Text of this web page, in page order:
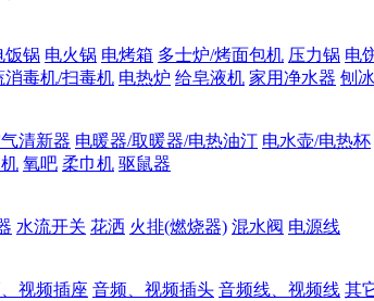
饭锅 电火锅 电烤箱 多士炉/烤面包机 压力锅 电
消毒机/扫毒机 电热炉 给皂液机 家用净水器 刨
清新器 电暖器/取暖器/电热油汀 电水壶/电热杯
氧吧 柔巾机 驱鼠器
水流开关 花洒 火排(燃烧器) 混水阀 电源线
视频插座 音频、视频插头 音频线、视频线 其